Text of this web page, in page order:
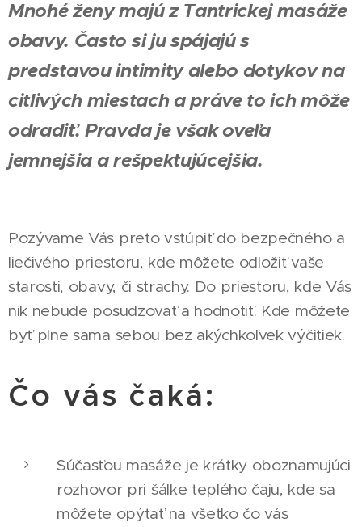
Mnohé ženy majú z Tantrickej masáže
obavy. Často si ju spájajú s
predstavou intimity alebo dotykov na
citlivých miestach a práve to ich môže
odradiť. Pravda je však oveľa
jemnejšia a rešpektujúcejšia.
Pozývame Vás preto vstúpiť do bezpečného a
liečivého priestoru, kde môžete odložiť vaše
starosti, obavy, či strachy. Do priestoru, kde Vás
nik nebude posudzovať a hodnotiť. Kde môžete
byť plne sama sebou bez akýchkoľvek výčitiek.
Čo vás čaká:
Súčasťou masáže je krátky oboznamujúci
rozhovor pri šálke teplého čaju, kde sa
môžete opýtať na všetko čo vás